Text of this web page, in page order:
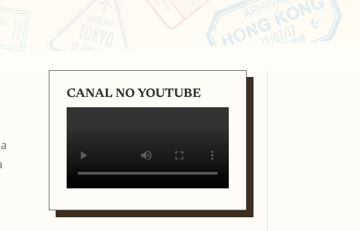
CANAL NO YOUTUBE